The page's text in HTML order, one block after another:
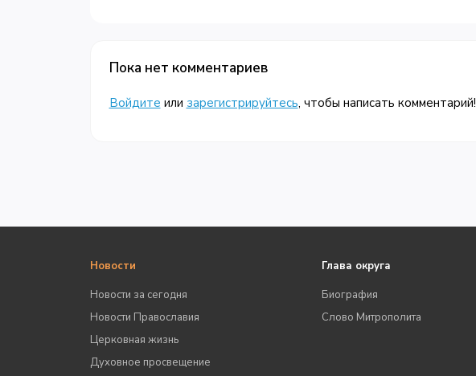
Пока нет комментариев
Войдите или зарегистрируйтесь, чтобы написать комментарий!
Новости
Новости за сегодня
Новости Православия
Церковная жизнь
Духовное просвещение
Глава округа
Биография
Слово Митрополита